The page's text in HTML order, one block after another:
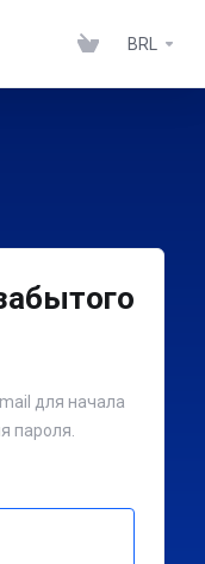
BRL
для начала
пароля.